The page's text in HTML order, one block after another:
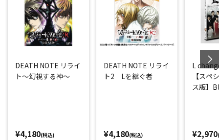
DEATH NOTE リライ
ト～幻視する神～
¥4,180(税込)
DEATH NOTE リライ
ト2 Lを継ぐ者
¥4,180(税込)
L
【スペ
ス版】
¥2,970